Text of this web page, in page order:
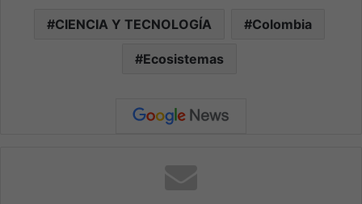
CIENCIA Y TECNOLOGÍA Colombia
Ecosistemas